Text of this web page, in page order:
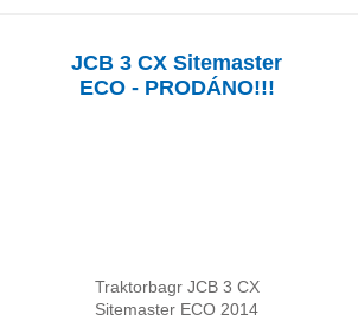
JCB 3 CX Sitemaster
ECO - PRODÁNO!!!
Traktorbagr JCB 3 CX
Sitemaster ECO 2014